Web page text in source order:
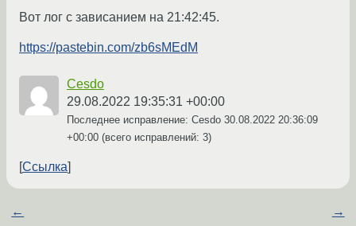
Вот лог с зависанием на 21:42:45.
https://pastebin.com/zb6sMEdM
Cesdo
29.08.2022 19:35:31 +00:00
Последнее исправление: Cesdo 30.08.2022 20:36:09
+00:00 (всего исправлений: 3)
Ссылка
← →